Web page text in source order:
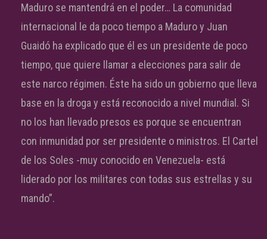
Maduro se mantendrá en el poder… La comunidad
internacional le da poco tiempo a Maduro y Juan
Guaidó ha explicado que él es un presidente de poco
tiempo, que quiere llamar a elecciones para salir de
este narco régimen. Éste ha sido un gobierno que lleva
base en la droga y está reconocido a nivel mundial. Si
no los han llevado presos es porque se encuentran
con inmunidad por ser presidente o ministros. El Cartel
de los Soles -muy conocido en Venezuela- está
liderado por los militares con todas sus estrellas y su
mando”.